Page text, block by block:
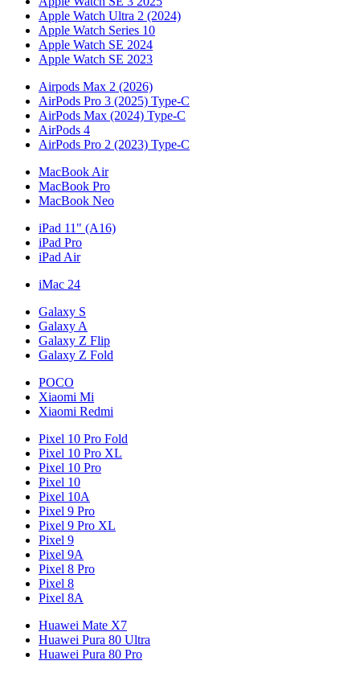
Apple Watch Ultra 2 (2024)
Apple Watch Series 10
Apple Watch SE 2024
Apple Watch SE 2023
Airpods Max 2 (2026)
AirPods Pro 3 (2025) Type-C
AirPods Max (2024) Type-C
AirPods 4
AirPods Pro 2 (2023) Type-C
MacBook Air
MacBook Pro
MacBook Neo
iPad 11" (A16)
iPad Pro
iPad Air
iMac 24
Galaxy S
Galaxy A
Galaxy Z Flip
Galaxy Z Fold
POCO
Xiaomi Mi
Xiaomi Redmi
Pixel 10 Pro Fold
Pixel 10 Pro XL
Pixel 10 Pro
Pixel 10
Pixel 10A
Pixel 9 Pro
Pixel 9 Pro XL
Pixel 9
Pixel 9A
Pixel 8 Pro
Pixel 8
Pixel 8A
Huawei Mate X7
Huawei Pura 80 Ultra
Huawei Pura 80 Pro